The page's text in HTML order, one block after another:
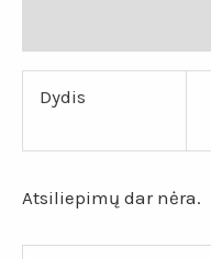
Dydis
Atsiliepimų dar nėra.